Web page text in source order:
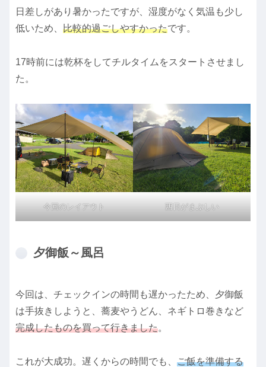
日差しがあり暑かったですが、湿度がなく気温も少し
低いため、 比較的過ごしやすかったです。
17時前には乾杯をしてチルタイムをスタートさせまし
た。
今回のレイアウト 西日がまぶしい
夕御飯～風呂
今回は、チェックインの時間も遅かったため、夕御飯
は手抜きしようと、蕎麦やうどん、ネギトロ巻きなど
完成したものを買って行きました。
これが大成功。遅くからの時間でも、 ご飯を準備する